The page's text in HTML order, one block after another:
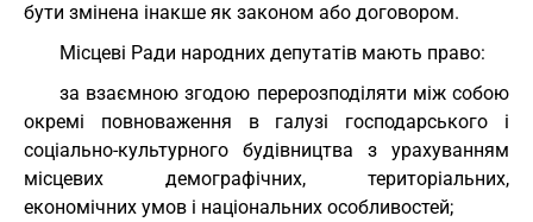
бути змінена інакше як законом або договором.
Місцеві Ради народних депутатів мають право:
за взаємною згодою перерозподіляти між собою
окремі повноваження в галузі господарського і
соціально-культурного будівництва з урахуванням
місцевих демографічних, територіальних,
економічних умов і національних особливостей;